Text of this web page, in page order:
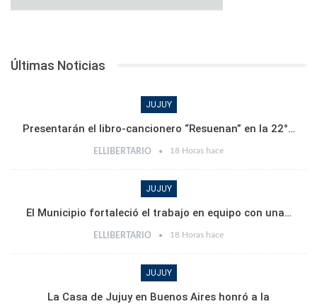
Últimas Noticias
JUJUY
Presentarán el libro-cancionero “Resuenan” en la 22°…
ELLIBERTARIO 18 Horas hace
JUJUY
El Municipio fortaleció el trabajo en equipo con una…
ELLIBERTARIO 18 Horas hace
JUJUY
La Casa de Jujuy en Buenos Aires honró a la